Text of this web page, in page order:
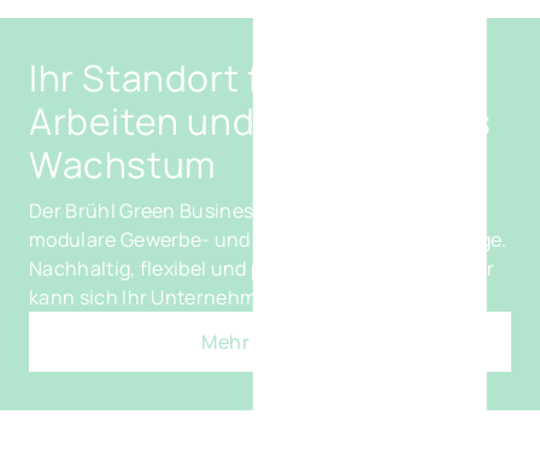
Ihr Standort für modernes
Arbeiten und nachhaltiges
Wachstum
Der Brühl Green Business Park bietet moderne,
modulare Gewerbe- und Büroflächen in bester Lage.
Nachhaltig, flexibel und perfekt angebunden – hier
kann sich Ihr Unternehmen entfalten.
Mehr erfaren